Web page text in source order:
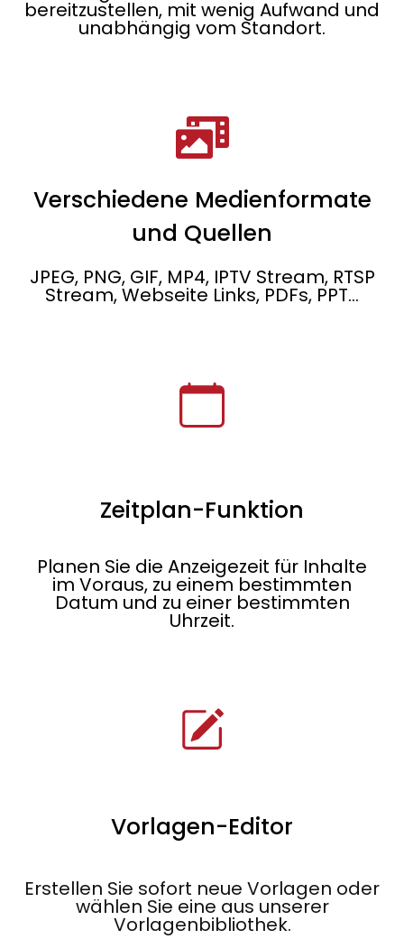
bereitzustellen, mit wenig Aufwand und
unabhängig vom Standort.
Verschiedene Medienformate
und Quellen
JPEG, PNG, GIF, MP4, IPTV Stream, RTSP
Stream, Webseite Links, PDFs, PPT...
Zeitplan-Funktion
Planen Sie die Anzeigezeit für Inhalte
im Voraus, zu einem bestimmten
Datum und zu einer bestimmten
Uhrzeit.
Vorlagen-Editor
Erstellen Sie sofort neue Vorlagen oder
wählen Sie eine aus unserer
Vorlagenbibliothek.